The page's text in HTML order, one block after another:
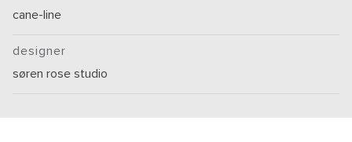
cane-line
designer
søren rose studio